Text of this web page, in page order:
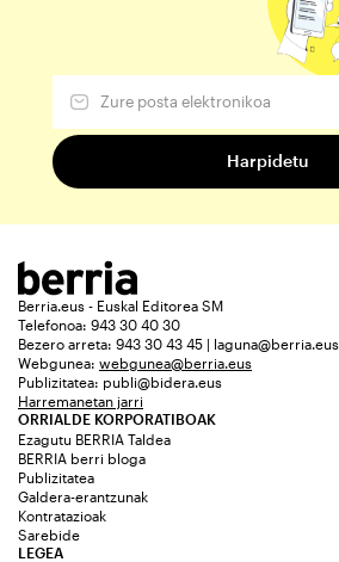
Berria.eus - Euskal Editorea SM
Telefonoa: 943 30 40 30
Bezero arreta: 943 30 43 45 | laguna@berria.eus
Webgunea: webgunea@berria.eus
Publizitatea: publi@bidera.eus
Harremanetan jarri
ORRIALDE KORPORATIBOAK
Ezagutu BERRIA Taldea
BERRIA berri bloga
Publizitatea
Galdera-erantzunak
Kontratazioak
Sarebide
LEGEA